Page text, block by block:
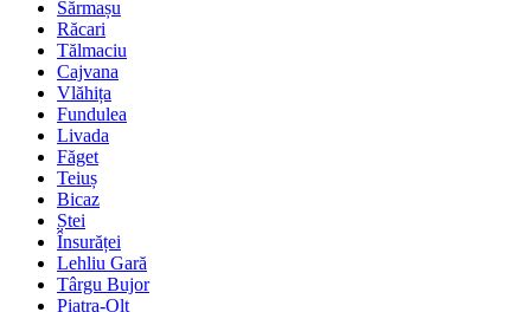
Sărmașu
Răcari
Tălmaciu
Cajvana
Vlăhița
Fundulea
Livada
Făget
Teiuș
Bicaz
Ștei
Însurăței
Lehliu Gară
Târgu Bujor
Piatra-Olt